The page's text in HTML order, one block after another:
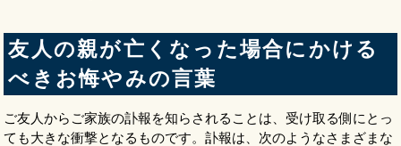
友人の親が亡くなった場合にかける
べきお悔やみの言葉
ご友人からご家族の訃報を知らされることは、受け取る側にとっ
ても大きな衝撃となるものです。訃報は、次のようなさまざまな